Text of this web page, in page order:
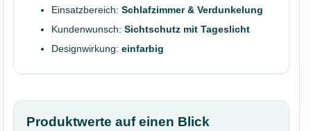
Einsatzbereich: Schlafzimmer & Verdunkelung
Kundenwunsch: Sichtschutz mit Tageslicht
Designwirkung: einfarbig
Produktwerte auf einen Blick